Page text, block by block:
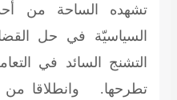
تشهده الساحة من
السياسيّة في حل
التشنج السائد في
تطرحها. وانطلاقا